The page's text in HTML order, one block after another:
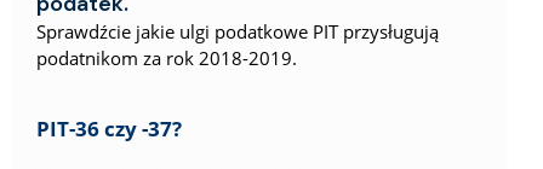
Sprawdźcie jakie ulgi podatkowe PIT przysługują
podatnikom za rok 2018-2019.
PIT-36 czy -37?